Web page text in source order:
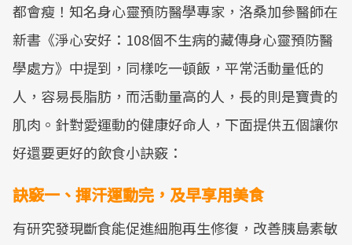
都會瘦！知名身心靈預防醫學專家，洛桑加參醫師在
新書《淨心安好：108個不生病的藏傳身心靈預防醫
學處方》中提到，同樣吃一頓飯，平常活動量低的
人，容易長脂肪，而活動量高的人，長的則是寶貴的
肌肉。針對愛運動的健康好命人，下面提供五個讓你
好還要更好的飲食小訣竅：
訣竅一、揮汗運動完，及早享用美食
有研究發現斷食能促進細胞再生修復，改善胰島素敏